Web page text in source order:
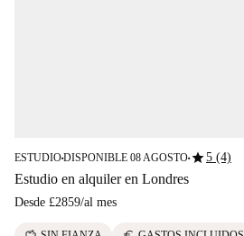
ESTUDIO■DISPONIBLE 08 AGOSTO■star5 (4)
Estudio en alquiler en Londres
Desde £2859/al mes